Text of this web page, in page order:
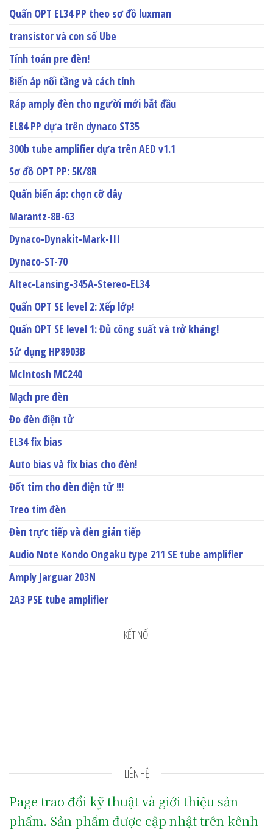
Quấn OPT EL34 PP theo sơ đồ luxman
transistor và con số Ube
Tính toán pre đèn!
Biến áp nối tầng và cách tính
Ráp amply đèn cho người mới bắt đầu
EL84 PP dựa trên dynaco ST35
300b tube amplifier dựa trên AED v1.1
Sơ đồ OPT PP: 5K/8R
Quấn biến áp: chọn cỡ dây
Marantz-8B-63
Dynaco-Dynakit-Mark-III
Dynaco-ST-70
Altec-Lansing-345A-Stereo-EL34
Quấn OPT SE level 2: Xếp lớp!
Quấn OPT SE level 1: Đủ công suất và trở kháng!
Sử dụng HP8903B
McIntosh MC240
Mạch pre đèn
Đo đèn điện tử
EL34 fix bias
Auto bias và fix bias cho đèn!
Đốt tim cho đèn điện tử !!!
Treo tim đèn
Đèn trực tiếp và đèn gián tiếp
Audio Note Kondo Ongaku type 211 SE tube amplifier
Amply Jarguar 203N
2A3 PSE tube amplifier
KẾT NỐI
LIÊN HỆ
Page trao đổi kỹ thuật và giới thiệu sản
phẩm. Sản phẩm được cập nhật trên kênh